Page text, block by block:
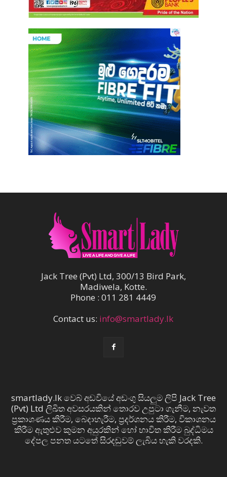
Jack Tree (Pvt) Ltd, 300/13 Bird Park,
Madiwela, Kotte.
Phone : 011 281 4449
Contact us: info@smartlady.lk
smartlady.lk වෙබ් අඩවියේ අඩංගු සියලුම ලිපි Jack Tree
(Pvt) Ltd ලිඛිත අවසරයකින් තොරව උපුටා ගැනීම, නැවත
ප්‍රකාශණය කිරීම, බෙදාහැරීම, ප්‍රදර්ශනය කිරීම, විකාශනය
කිරීම ඇතුළුව කුමන අයුරකින් හෝ භාවිත කිරීම බුද්ධිමය
දේපල පනත යටතේ සිරදඬුවම් ලැබිය හැකි වරදකි.